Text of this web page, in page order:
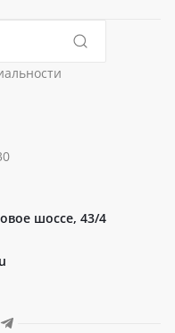
шоссе, 43/4